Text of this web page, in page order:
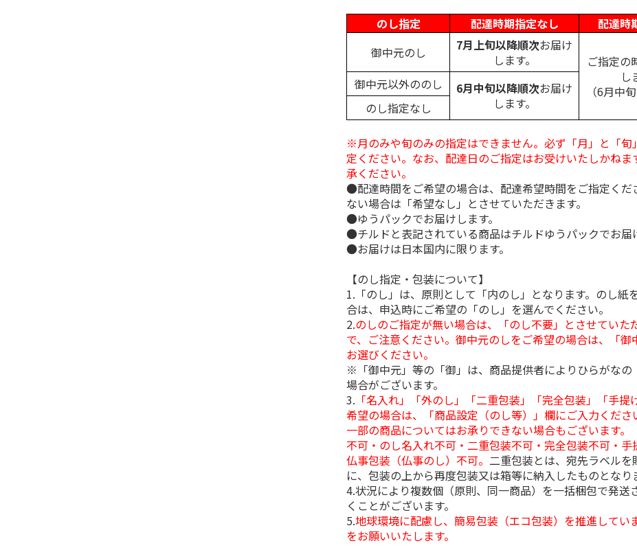
のし指定
配達時期指定なし
配達時
御中元のし
7月上旬以降順次お届け
します。
ご指定の
し
（6月中
御中元以外ののし 6月中旬以降順次お届け
します。
のし指定なし
※月のみや旬のみの指定はできません。必ず「月」と「旬
定ください。なお、配達日のご指定はお受けいたしかねま
承ください。
●配達時間をご希望の場合は、配達希望時間をご指定くだ
ない場合は「希望なし」とさせていただきます。
●ゆうパックでお届けします。
●チルドと表記されている商品はチルドゆうパックでお届
●お届けは日本国内に限ります。
【のし指定・包装について】
1.「のし」は、原則として「内のし」となります。のし紙
合は、申込時にご希望の「のし」を選んでください。
2.のしのご指定が無い場合は、「のし不要」とさせていた
で、ご注意ください。御中元のしをご希望の場合は、「御
お選びください。
※「御中元」等の「御」は、商品提供者によりひらがなの
場合がございます。
3. 「名入れ」「外のし」「二重包装」「完全包装」「手提
希望の場合は、「商品設定（のし等）」欄にご入力くださ
一部の商品についてはお承りできない場合もございます。
不可・のし名入れ不可・二重包装不可・完全包装不可・手
仏事包装（仏事のし）不可。 二重包装とは、宛先ラベルを
に、包装の上から再度包装又は箱等に納入したものとなり
4.状況により複数個（原則、同一商品）を一括梱包で発送
くことがございます。
5.地球環境に配慮し、簡易包装（エコ包装）を推進してい
をお願いいたします。